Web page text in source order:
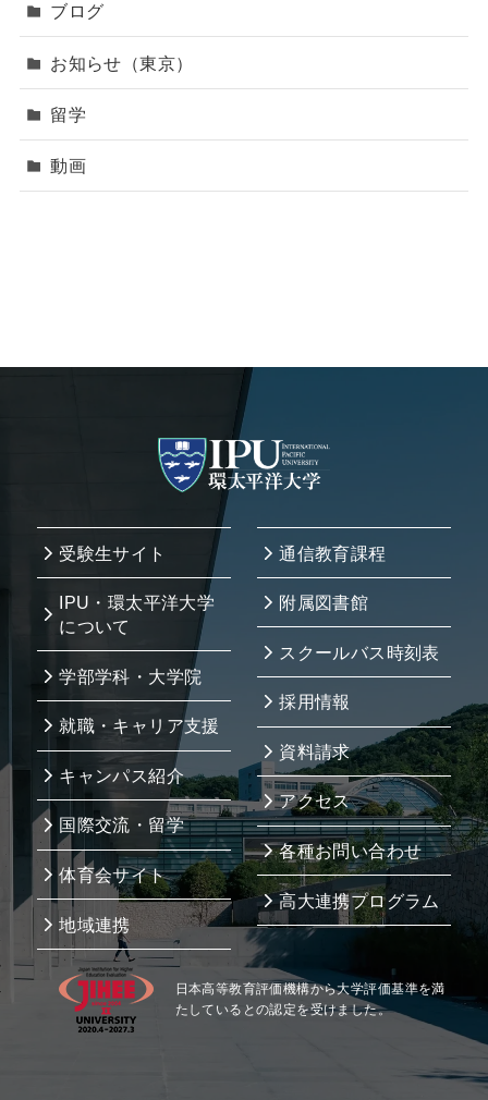
ブログ
お知らせ（東京）
留学
動画
受験生サイト
IPU・環太平洋大学
について
学部学科・大学院
就職・キャリア支援
キャンパス紹介
国際交流・留学
体育会サイト
地域連携
通信教育課程
附属図書館
スクールバス時刻表
採用情報
資料請求
アクセス
各種お問い合わせ
高大連携プログラム
日本高等教育評価機構から大学評価基準を満
たしているとの認定を受けました。